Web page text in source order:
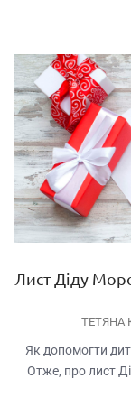
Лист Діду
ТЕТЯНА
Як допомогти
Отже, про лист